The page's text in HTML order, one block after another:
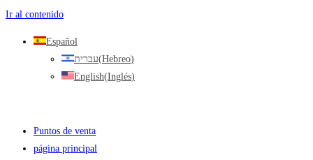
Ir al contenido
Español
עברית(Hebreo)
English(Inglés)
Puntos de venta
página principal